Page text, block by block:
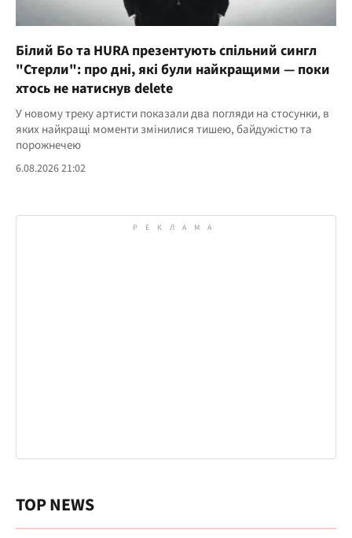
Білий Бо та HURA презентують спільний сингл
"Стерли": про дні, які були найкращими — поки
хтось не натиснув delete
У новому треку артисти показали два погляди на стосунки, в
яких найкращі моменти змінилися тишею, байдужістю та
порожнечею
6.08.2026 21:02
TOP NEWS